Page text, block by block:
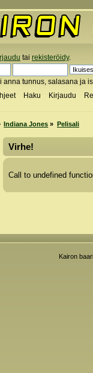
tai rekisteröidy.
anna tunnus, salasana ja
Haku Kirjaudu
Indiana Jones » Pelisali
Virhe!
Call to undefined
Kairon